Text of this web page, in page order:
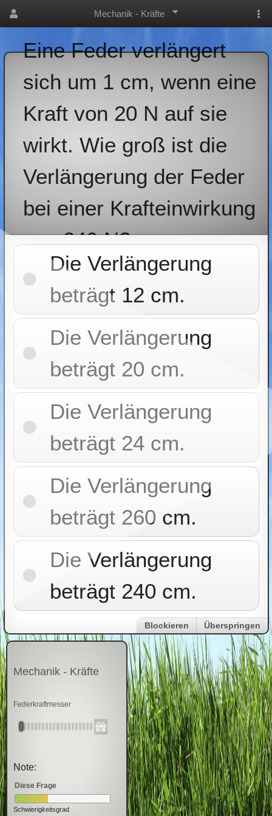
Mechanik - Kräfte
Eine Feder verlängert
sich um 1 cm, wenn eine
Kraft von 20 N auf sie
wirkt. Wie groß ist die
Verlängerung der Feder
bei einer Krafteinwirkung
von 240 N?
Die Verlängerung
beträgt 12 cm.
Die Verlängerung
beträgt 20 cm.
Die Verlängerung
beträgt 24 cm.
Die Verlängerung
beträgt 260 cm.
Die Verlängerung
beträgt 240 cm.
Blockieren Überspringen
Mechanik - Kräfte
Federkraftmesser
Note:
Diese Frage
Schwierigkeitsgrad